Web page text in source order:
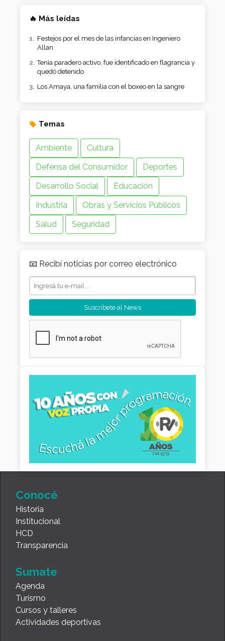
🔥 Más leídas
Festejos por el mes de las infancias en Ingeniero
Allan
Tenía paradero activo, fue identificado en flagrancia y
quedó detenido
Los Amaya, una familia con el boxeo en la sangre
Temas
Ambiente
Cultura
Defensa del Consumidor
Deportes
Desarrollo Social
Educación
Industria
Obras y Servicios Públicos
Salud
Seguridad
📧 Recibí noticias por correo electrónico
Conocé
Historia
Institucional
HCD
Transparencia
Sumate
Agenda
Turismo
Cursos y talleres
Actividades deportivas